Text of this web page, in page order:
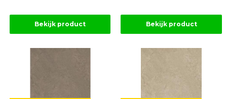
Bekijk product Bekijk product